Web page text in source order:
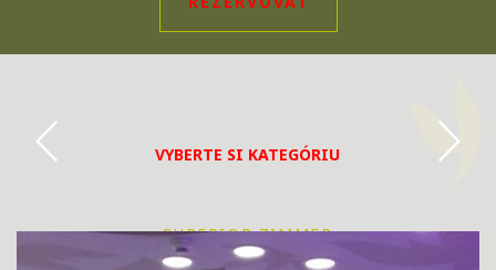
VYBERTE SI KATEGÓRIU
SUPERIOR ZIMMER
SUPERIOR ZIMMER FÜR BEHINDERTE GÄSTE